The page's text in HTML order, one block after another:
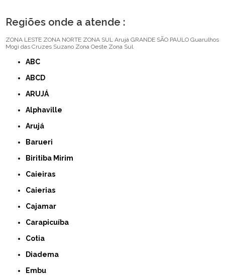
Regiões onde a atende :
ZONA LESTE ZONA NORTE ZONA SUL Arujá GRANDE SÃO PAULO Guarulhos
Mogi das Cruzes Suzano Zona Oeste Zona Sul
ABC
ABCD
ARUJÁ
Alphaville
Arujá
Barueri
Biritiba Mirim
Caieiras
Caierias
Cajamar
Carapicuíba
Cotia
Diadema
Embu